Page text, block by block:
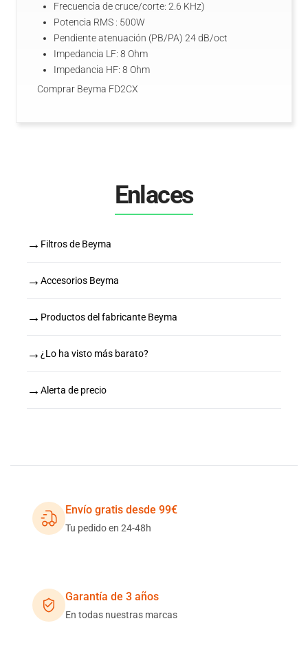
Frecuencia de cruce/corte: 2.6 KHz)
Potencia RMS : 500W
Pendiente atenuación (PB/PA) 24 dB/oct
Impedancia LF: 8 Ohm
Impedancia HF: 8 Ohm
Comprar Beyma FD2CX
Enlaces
→ Filtros de Beyma
→ Accesorios Beyma
→ Productos del fabricante Beyma
→ ¿Lo ha visto más barato?
→ Alerta de precio
Envío gratis desde 99€
Tu pedido en 24-48h
Garantía de 3 años
En todas nuestras marcas